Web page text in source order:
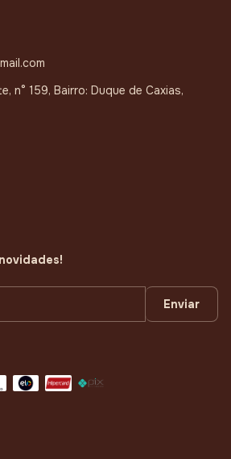
n° 159, Bairro: Duque de Caxias,